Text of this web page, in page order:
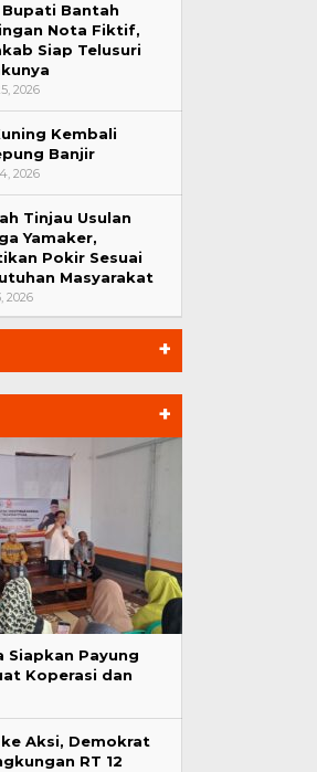
Bantah
Nota Fiktif,
Siap Telusuri
2026
Kembali
Banjir
2026
Tinjau Usulan
Yamaker,
Pokir Sesuai
Masyarakat
2026
+
+
Siapkan Payung
Koperasi dan
Aksi, Demokrat
RT 12